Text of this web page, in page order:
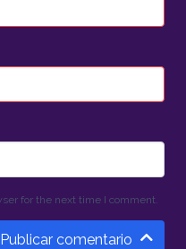
for the next time I comment.
Publicar comentario